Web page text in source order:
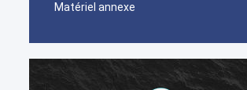
Matériel annexe